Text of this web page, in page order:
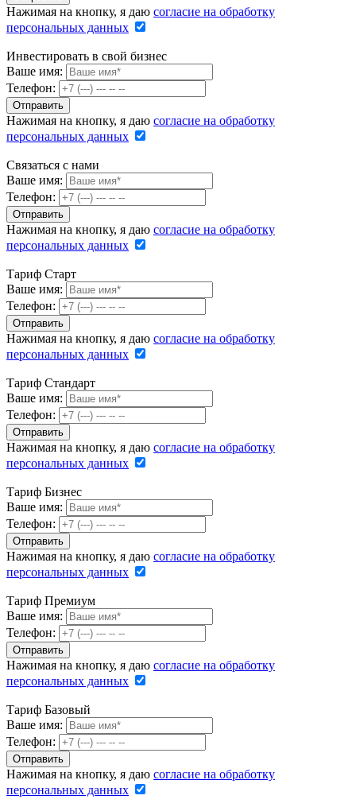
Нажимая на кнопку, я даю согласие на обработку
персональных данных
Инвестировать в свой бизнес
Ваше имя:
Телефон:
Нажимая на кнопку, я даю согласие на обработку
персональных данных
Связаться с нами
Ваше имя:
Телефон:
Нажимая на кнопку, я даю согласие на обработку
персональных данных
Тариф Старт
Ваше имя:
Телефон:
Нажимая на кнопку, я даю согласие на обработку
персональных данных
Тариф Стандарт
Ваше имя:
Телефон:
Нажимая на кнопку, я даю согласие на обработку
персональных данных
Тариф Бизнес
Ваше имя:
Телефон:
Нажимая на кнопку, я даю согласие на обработку
персональных данных
Тариф Премиум
Ваше имя:
Телефон:
Нажимая на кнопку, я даю согласие на обработку
персональных данных
Тариф Базовый
Ваше имя:
Телефон:
Нажимая на кнопку, я даю согласие на обработку
персональных данных